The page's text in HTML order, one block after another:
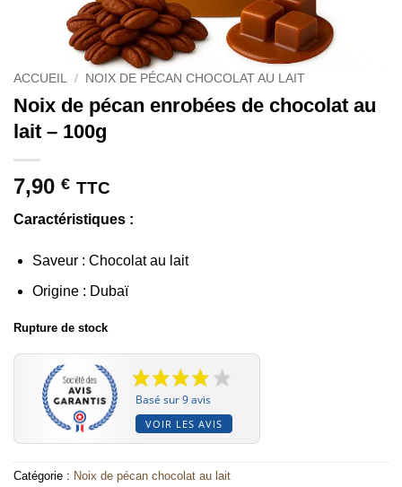
ACCUEIL / NOIX DE PÉCAN CHOCOLAT AU LAIT
Noix de pécan enrobées de chocolat au
lait – 100g
7,90 € TTC
Caractéristiques :
Saveur : Chocolat au lait
Origine : Dubaï
Rupture de stock
Basé sur 9 avis
VOIR LES AVIS
Catégorie : Noix de pécan chocolat au lait